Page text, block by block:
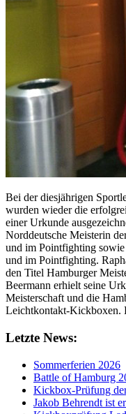
Bei der diesjährigen
wurden wieder die
einer Urkunde
Norddeutsche Meisterin
und im Pointfighting
und im Pointfighting.
den Titel Hamburger
Beermann erhielt seine
Meisterschaft und die
Leichtkontakt-Kickboxen.
Letzte News:
Sommerferien 2026
Battle of Hamburg
Kickbox-Prüfung
Jakob Behrendt ist